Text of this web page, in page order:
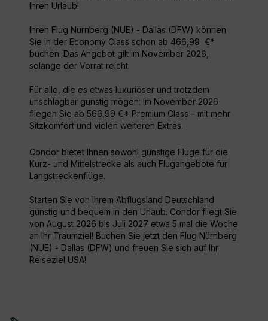
Ihren Urlaub!
Ihren Flug Nürnberg (NUE) - Dallas (DFW) können
Sie in der Economy Class schon ab 466,99 €*
buchen. Das Angebot gilt im November 2026,
solange der Vorrat reicht.
Für alle, die es etwas luxuriöser und trotzdem
unschlagbar günstig mögen: Im November 2026
fliegen Sie ab 566,99 €* Premium Class – mit mehr
Sitzkomfort und vielen weiteren Extras.
Condor bietet Ihnen sowohl günstige Flüge für die
Kurz- und Mittelstrecke als auch Flugangebote für
Langstreckenflüge.
Starten Sie von Ihrem Abflugsland Deutschland
günstig und bequem in den Urlaub. Condor fliegt Sie
von August 2026 bis Juli 2027 etwa 5 mal die Woche
an Ihr Traumziel! Buchen Sie jetzt den Flug Nürnberg
(NUE) - Dallas (DFW) und freuen Sie sich auf Ihr
Reiseziel USA!